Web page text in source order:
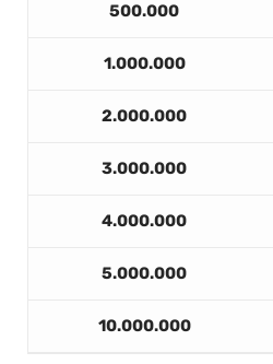
500.000
1.000.000
2.000.000
3.000.000
4.000.000
5.000.000
10.000.000